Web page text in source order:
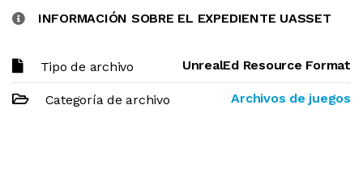
INFORMACIÓN SOBRE EL EXPEDIENTE UASSET
Tipo de archivo UnrealEd Resource Format
Categoría de archivo Archivos de juegos